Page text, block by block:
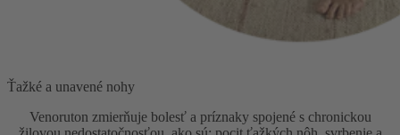
Ťažké a unavené nohy
Venoruton zmierňuje bolesť a príznaky spojené s chronickou